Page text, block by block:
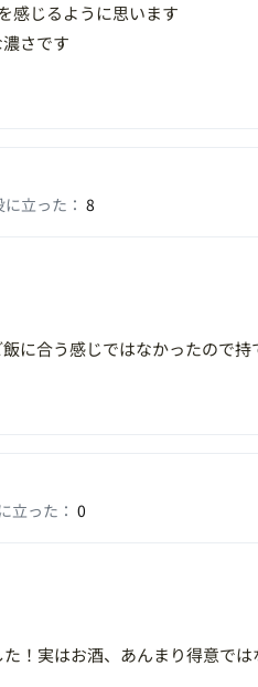
感じるように思います
さです
に立った： 8
に合う感じではなかったので持
立った： 0
！実はお酒、あんまり得意で